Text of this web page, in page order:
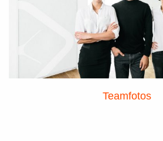
Teamfotos